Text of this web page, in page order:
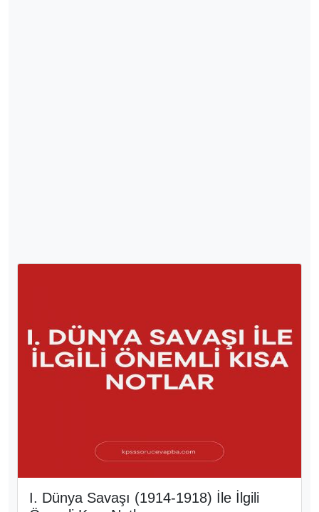
II. Balkan Savaşı İle İlgili Önemli Kısa